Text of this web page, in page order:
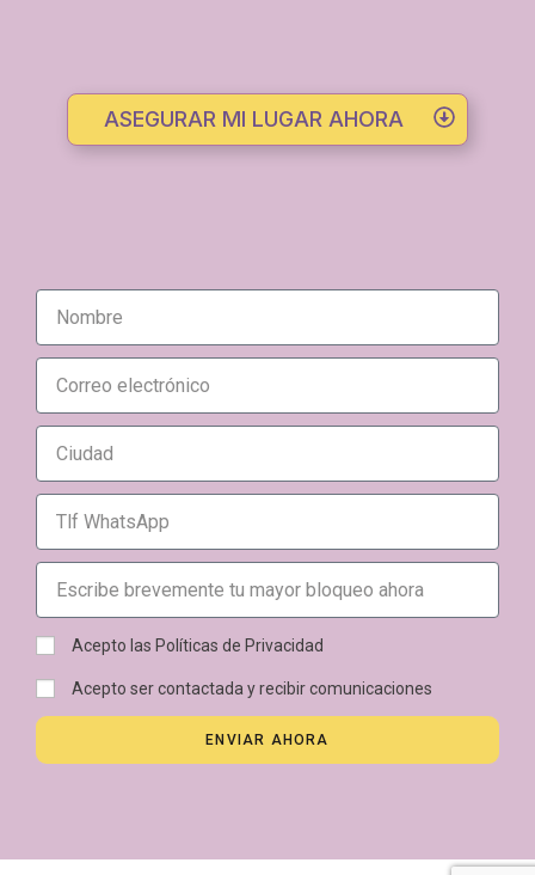
ASEGURAR MI LUGAR AHORA
Acepto las Políticas de Privacidad
Acepto ser contactada y recibir comunicaciones
ENVIAR AHORA